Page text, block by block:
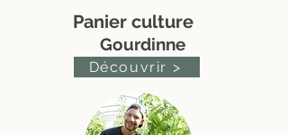
Panier culture
Gourdinne
Découvrir >